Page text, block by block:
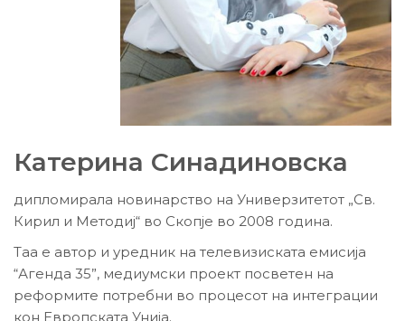
Катерина Синадиновска
дипломирала новинарство на Универзитетот „Св.
Кирил и Методиј“ во Скопје во 2008 година.
Таа е автор и уредник на телевизиската емисија
“Агенда 35”, медиумски проект посветен на
реформите потребни во процесот на интеграции
кон Европската Унија.